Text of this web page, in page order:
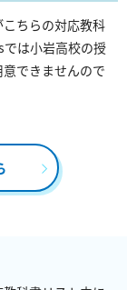
ちらの対応教科
は小岩高校の授
できませんので